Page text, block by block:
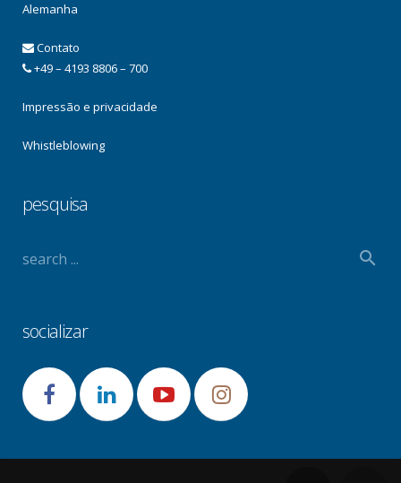
Alemanha
Contato
+49 – 4193 8806 – 700
Impressão e privacidade
Whistleblowing
pesquisa
socializar